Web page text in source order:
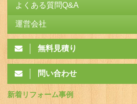
よくある質問Q&A
運営会社
無料見積り
問い合わせ
新着リフォーム事例